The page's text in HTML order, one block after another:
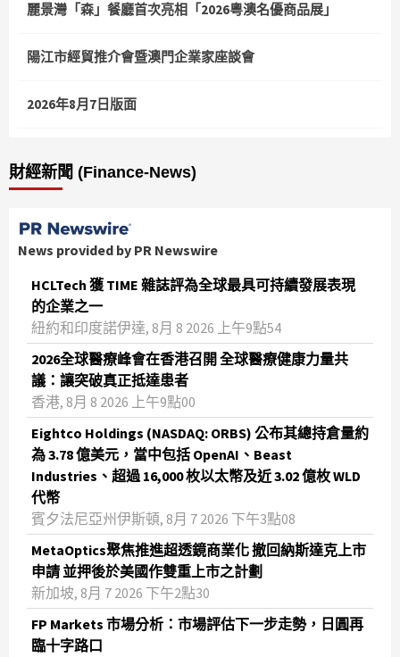
麗景灣「森」餐廳首次亮相「2026粵澳名優商品展」
陽江市經貿推介會暨澳門企業家座談會
2026年8月7日版面
財經新聞 (Finance-News)
News provided by PR Newswire
HCLTech 獲 TIME 雜誌評為全球最具可持續發展表現
的企業之一
紐約和印度諾伊達, 8月 8 2026 上午9點54
2026全球醫療峰會在香港召開 全球醫療健康力量共
議：讓突破真正抵達患者
香港, 8月 8 2026 上午9點00
Eightco Holdings (NASDAQ: ORBS) 公布其總持倉量約
為 3.78 億美元，當中包括 OpenAI、Beast
Industries、超過 16,000 枚以太幣及近 3.02 億枚 WLD
代幣
賓夕法尼亞州伊斯頓, 8月 7 2026 下午3點08
MetaOptics聚焦推進超透鏡商業化 撤回納斯達克上市
申請 並押後於美國作雙重上市之計劃
新加坡, 8月 7 2026 下午2點30
FP Markets 市場分析：市場評估下一步走勢，日圓再
臨十字路口